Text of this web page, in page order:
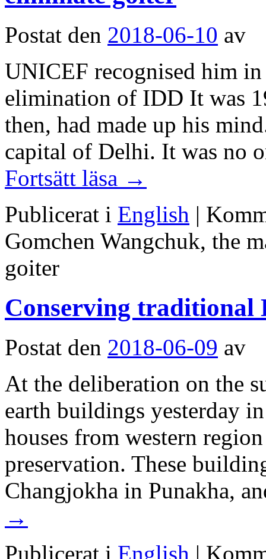
Postat den 2018-06-10 av
UNICEF recognised him
elimination of IDD It was
then, had made up his
capital of Delhi. It was no
Fortsätt läsa →
Publicerat i English |
Gomchen Wangchuk, the
goiter
Conserving traditional
Postat den 2018-06-09 av
At the deliberation on the
earth buildings yesterday
houses from western
preservation. These
Changjokha in Punakha,
→
Publicerat i English |